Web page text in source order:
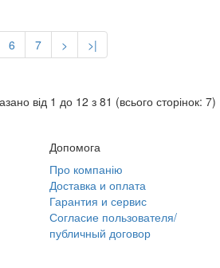
6 7 > >|
від 1 до 12 з 81 (всього сторінок: 7)
Допомога
Про компанію
Доставка и оплата
Гарантия и сервис
Согласие пользователя/
публичный договор